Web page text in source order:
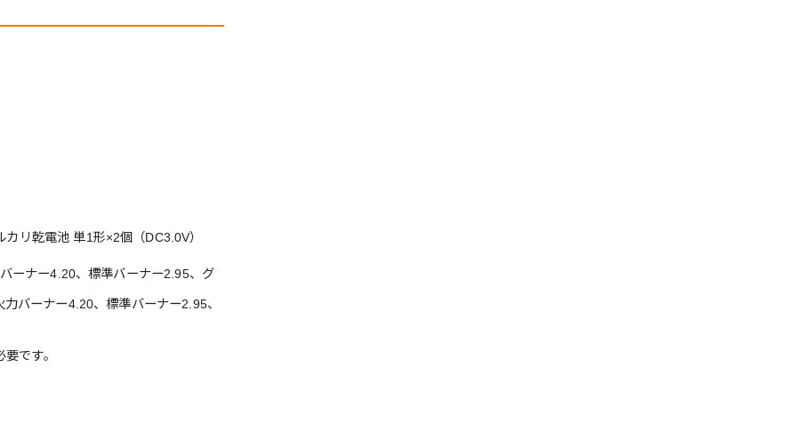
リ乾電池 単1形×2個（DC3.0V）
ーナー4.20、標準バーナー2.95、グ
バーナー4.20、標準バーナー2.95、
です。